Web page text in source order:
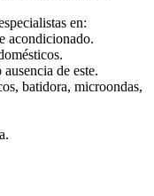
en:
acondicionado.
de este.
batidora, microondas,